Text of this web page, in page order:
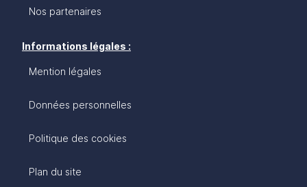
Nos partenaires
Informations légales :
Mention légales
Données personnelles
Politique des cookies
Plan du site